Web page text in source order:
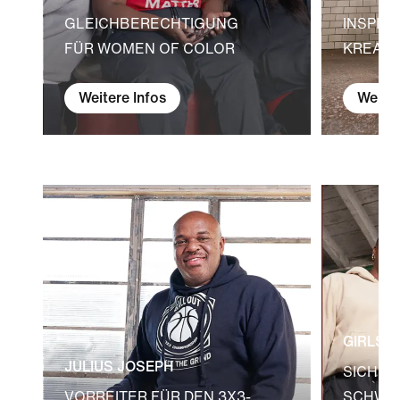
GLEICHBERECHTIGUNG
FÜR WOMEN OF COLOR
Weitere Infos
JULIUS JOSEPH
VORREITER FÜR DEN 3X3-
GIRLS